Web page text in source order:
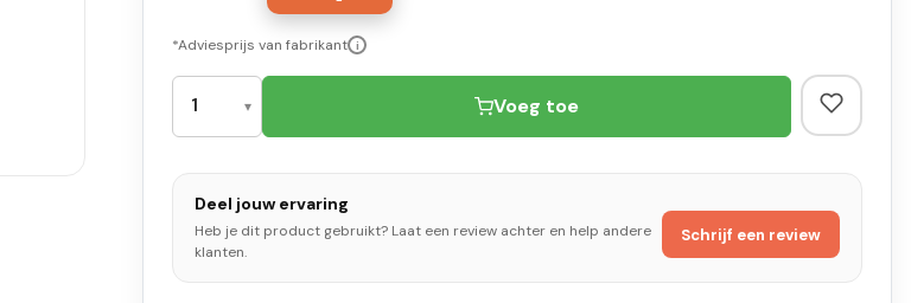
*Adviesprijs van fabrikant i
Voeg toe
Deel jouw ervaring
Heb je dit product gebruikt? Laat een review achter en help andere
klanten.
Schrijf een review